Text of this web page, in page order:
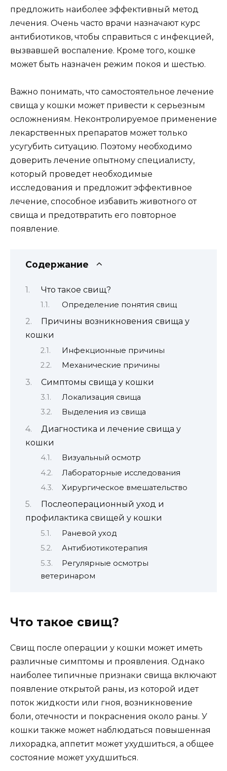
предложить наиболее эффективный метод
лечения. Очень часто врачи назначают курс
антибиотиков, чтобы справиться с инфекцией,
вызвавшей воспаление. Кроме того, кошке
может быть назначен режим покоя и шестью.
Важно понимать, что самостоятельное лечение
свища у кошки может привести к серьезным
осложнениям. Неконтролируемое применение
лекарственных препаратов может только
усугубить ситуацию. Поэтому необходимо
доверить лечение опытному специалисту,
который проведет необходимые
исследования и предложит эффективное
лечение, способное избавить животного от
свища и предотвратить его повторное
появление.
Содержание
Что такое свищ?
Определение понятия свищ
Причины возникновения свища у
кошки
Инфекционные причины
Механические причины
Симптомы свища у кошки
Локализация свища
Выделения из свища
Диагностика и лечение свища у
кошки
Визуальный осмотр
Лабораторные исследования
Хирургическое вмешательство
Послеоперационный уход и
профилактика свищей у кошки
Раневой уход
Антибиотикотерапия
Регулярные осмотры
ветеринаром
Что такое свищ?
Свищ после операции у кошки может иметь
различные симптомы и проявления. Однако
наиболее типичные признаки свища включают
появление открытой раны, из которой идет
поток жидкости или гноя, возникновение
боли, отечности и покраснения около раны. У
кошки также может наблюдаться повышенная
лихорадка, аппетит может ухудшиться, а общее
состояние может ухудшиться.